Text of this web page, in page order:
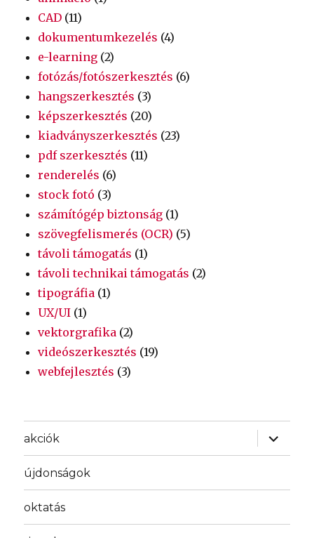
CAD (11)
dokumentumkezelés (4)
e-learning (2)
fotózás/fotószerkesztés (6)
hangszerkesztés (3)
képszerkesztés (20)
kiadványszerkesztés (23)
pdf szerkesztés (11)
renderelés (6)
stock fotó (3)
számítógép biztonság (1)
szövegfelismerés (OCR) (5)
távoli támogatás (1)
távoli technikai támogatás (2)
tipográfia (1)
UX/UI (1)
vektorgrafika (2)
videószerkesztés (19)
webfejlesztés (3)
akciók
almenü
újdonságok
oktatás